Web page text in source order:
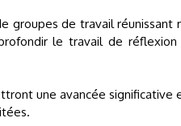
groupes de travail réunissant
le travail de
une avancée